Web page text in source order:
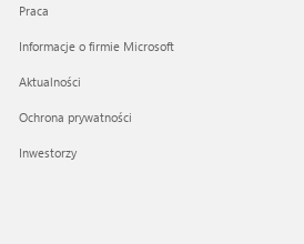
Praca
Informacje o firmie Microsoft
Aktualności
Ochrona prywatności
Inwestorzy